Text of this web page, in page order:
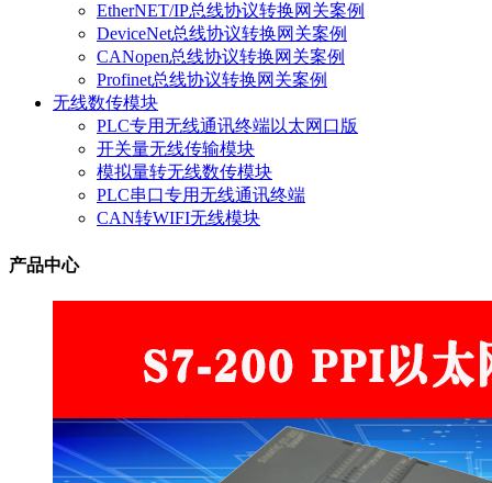
EtherNET/IP总线协议转换网关案例
DeviceNet总线协议转换网关案例
CANopen总线协议转换网关案例
Profinet总线协议转换网关案例
无线数传模块
PLC专用无线通讯终端以太网口版
开关量无线传输模块
模拟量转无线数传模块
PLC串口专用无线通讯终端
CAN转WIFI无线模块
产品中心